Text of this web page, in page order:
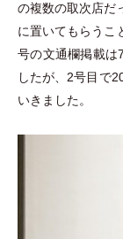
の複数の取次店だ
に置いてもらうこ
号の文通欄掲載は
したが、2号目で
いきました。